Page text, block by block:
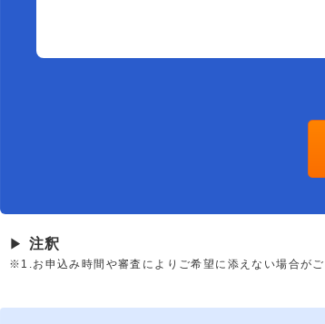
▶ 注釈
※1.お申込み時間や審査によりご希望に添えない場合がご